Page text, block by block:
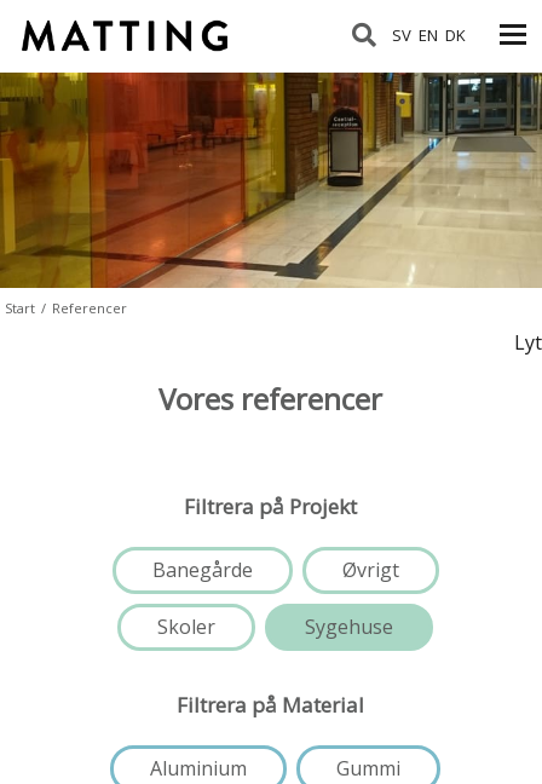
SV EN DK
Start / Referencer
Lyt
Vores referencer
Filtrera på Projekt
Banegårde Øvrigt
Skoler Sygehuse
Filtrera på Material
Aluminium Gummi